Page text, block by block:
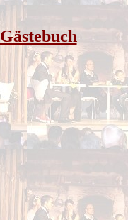
Gästebuch